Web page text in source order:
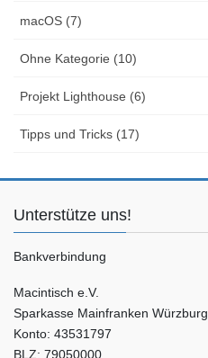
macOS (7)
Ohne Kategorie (10)
Projekt Lighthouse (6)
Tipps und Tricks (17)
Unterstütze uns!
Bankverbindung
Macintisch e.V.
Sparkasse Mainfranken Würzburg
Konto: 43531797
BLZ: 79050000